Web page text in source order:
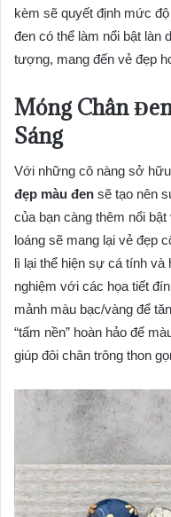
kèm sẽ quyết định mức
đen có thể làm nổi bật làn
tượng, mang đến vẻ đẹp
Móng Chân
Sáng
Với những cô nàng sở
đẹp màu đen sẽ tạo nên
của bạn càng thêm nổi
loáng sẽ mang lại vẻ đẹp
lì lại thể hiện sự cá tính và
nghiệm với các họa tiết
mảnh màu bạc/vàng để
“tấm nền” hoàn hảo để
giúp đôi chân trông thon